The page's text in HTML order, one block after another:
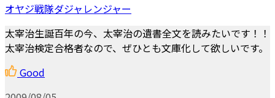
オヤジ戦隊ダジャレンジャー
太宰治生誕百年の今、太宰治の遺書全文を読みたいです！！
太宰治検定合格者なので、ぜひとも文庫化して欲しいです。
Good